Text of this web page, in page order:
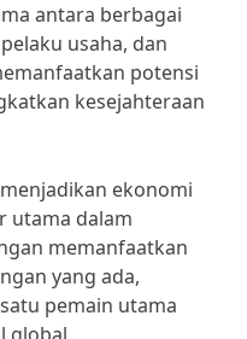
antara berbagai
usaha, dan
potensi
kesejahteraan
ekonomi
utama dalam
memanfaatkan
yang ada,
pemain utama